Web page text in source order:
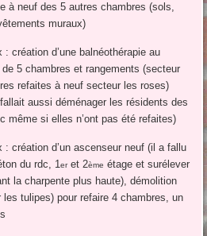
à neuf des 5 autres chambres (sols,
muraux)
création d’une balnéothérapie au
5 chambres et rangements (secteur
refaites à neuf secteur les roses)
aussi déménager les résidents des
même si elles n’ont pas été refaites)
: création d’un ascenseur neuf (il a fallu
du rdc, 1eret 2ème étage et surélever
la charpente plus haute), démolition
tulipes) pour refaire 4 chambres, un